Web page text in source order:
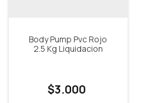
Body Pump Pvc Rojo
2.5 Kg Liquidacion
$3.000